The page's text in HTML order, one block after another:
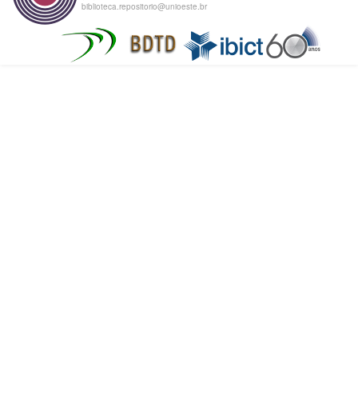
biblioteca.repositorio@unioeste.br